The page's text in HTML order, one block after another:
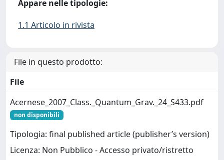
Appare nelle tipologie:
1.1 Articolo in rivista
File in questo prodotto:
File
Acernese_2007_Class._Quantum_Grav._24_S433.pdf
non disponibili
Tipologia: final published article (publisher’s version)
Licenza: Non Pubblico - Accesso privato/ristretto